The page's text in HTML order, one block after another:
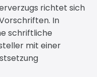
richtet sich
In
schriftliche
mit einer